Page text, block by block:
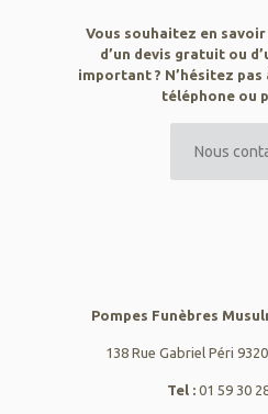
Vous souhaitez en
d’un devis gratuit ou
important ? N’hésitez
téléphone ou
Nous
Pompes Funèbres
138 Rue Gabriel Péri
Tel : 01 59 30